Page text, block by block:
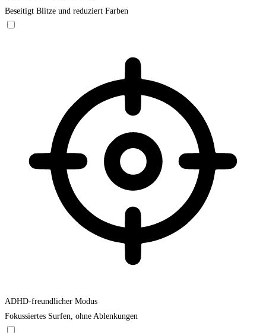
Beseitigt Blitze und reduziert Farben
ADHD-freundlicher Modus
Fokussiertes Surfen, ohne Ablenkungen